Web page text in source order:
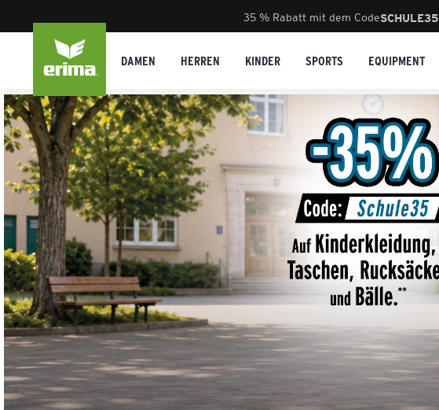
35 % Rabatt mit dem CodeSCHULE35
DAMEN HERREN KINDER SPORTS EQUIPMENT